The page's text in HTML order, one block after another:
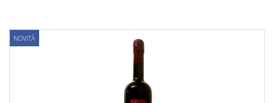
NOVITÀ